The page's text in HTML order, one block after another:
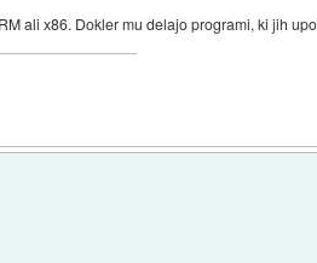
ali x86. Dokler mu delajo programi, ki jih